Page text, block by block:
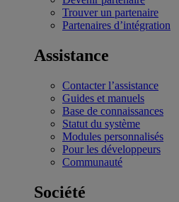
Trouver un partenaire
Partenaires d’intégration
Assistance
Contacter l’assistance
Guides et manuels
Base de connaissances
Statut du système
Modules personnalisés
Pour les développeurs
Communauté
Société